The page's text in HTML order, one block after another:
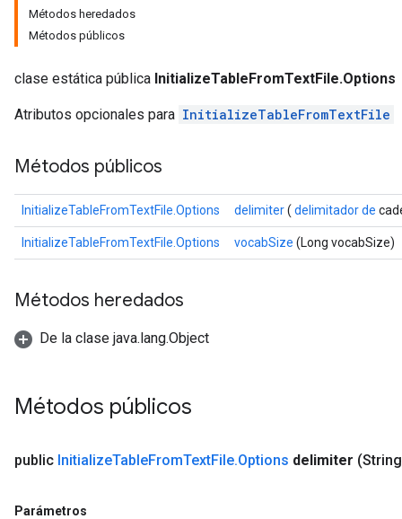
Métodos heredados
Métodos públicos
clase estática pública InitializeTableFromTextFile.Options
Atributos opcionales para InitializeTableFromTextFile
Métodos públicos
InitializeTableFromTextFile.Options delimiter( delimitador de
InitializeTableFromTextFile.Options vocabSize (Long vocabSize)
Métodos heredados
De la clase java.lang.Object
Métodos públicos
public InitializeTableFromTextFile.Options delimiter
Parámetros